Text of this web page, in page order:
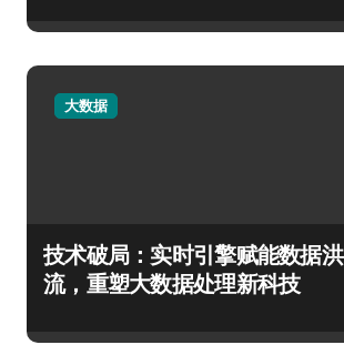
大数据
技术破局：实时引擎赋能数据洪
流，重塑大数据处理新科技